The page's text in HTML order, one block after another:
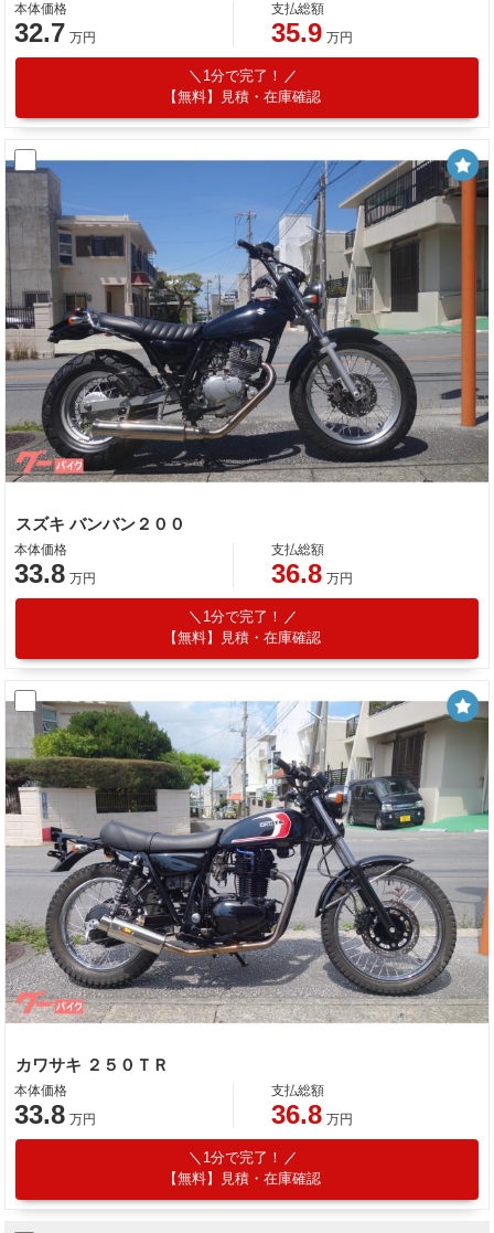
本体価格
32.7 万円
支払総額
35.9 万円
1分で完了！
【無料】見積・在庫確認
スズキ バンバン２００
本体価格
33.8 万円
支払総額
36.8 万円
1分で完了！
【無料】見積・在庫確認
カワサキ ２５０ＴＲ
本体価格
33.8 万円
支払総額
36.8 万円
1分で完了！
【無料】見積・在庫確認